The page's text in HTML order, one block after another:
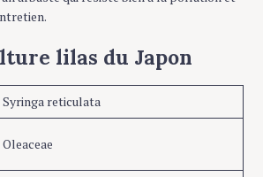
lilas du Japon
Syringa reticulata
Oleaceae